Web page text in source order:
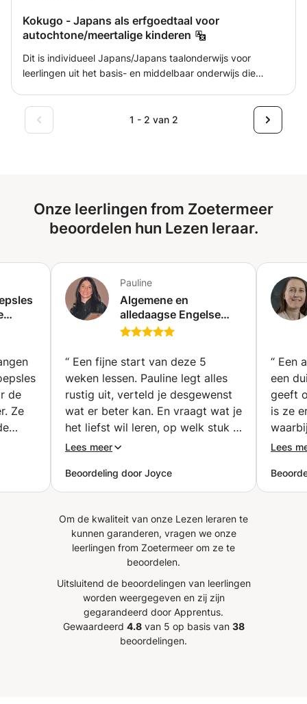
Kokugo - Japans als erfgoedtaal voor
autochtone/meertalige kinderen
Dit is individueel Japans/Japans taalonderwijs voor
leerlingen uit het basis- en middelbaar onderwijs die
teksten voor te lezen en composities te schrijven, zullen
studenten geleidelijk hun Japanse vaardigheden
of hoger onderwijs willen volgen na terugkeer in Japan Als
je buiten Japan woont, de wereld van andere talen dan
horizon en de wereld te verbreden. Het is een
onvervangbare ervaring. Ik zou graag mijn ervaring in
Europa als kind en mijn universitaire studie als
teruggekeerde in Japan willen gebruiken, en hen willen
helpen samen Japans te leren, zodat ze Japans als een
1 - 2 van 2
Onze leerlingen from Zoetermeer
beoordelen hun Lezen leraar.
de
Pauline
Algemene en
alledaagse Engelse
coaching voor
senioren (Almere)
“ Een fijne start van deze 5
weken lessen. Pauline legt alles
rustig uit, verteld je desgewenst
wat er beter kan. En vraagt wat je
het liefst wil leren, op welk stuk je
je wil focussen ( spreken,
geeft verschillende methodes
aan. Een fijn persoon! ”
Lees meer
Beoordeling door Joyce
“ Een
een
geeft
is ze
”
Lees
Om de kwaliteit van onze Lezen leraren te
kunnen garanderen, vragen we onze
leerlingen from Zoetermeer om ze te
beoordelen.
Uitsluitend de beoordelingen van leerlingen
worden weergegeven en zij zijn
gegarandeerd door Apprentus.
Gewaardeerd 4.8van 5 op basis van 38
beoordelingen.